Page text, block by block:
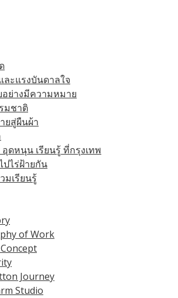
ะแรงบันดาลใจ
ย่างมีความหมาย
มชาติ
ยสู่ผืนผ้า
อุดหนุน เรียนรู้ ที่กรุงเทพ
ปไร่ฝ้ายกัน
มเรียนรู้
of Work
Journey
Studio